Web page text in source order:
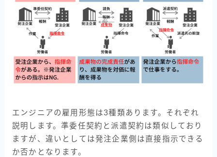
エンジニアの雇用形態は3種類あります。それぞれ
説明します。準委任契約と派遣契約は類似しており
ますが、違いとしては発注企業側は直接指示できる
か否かとなります。